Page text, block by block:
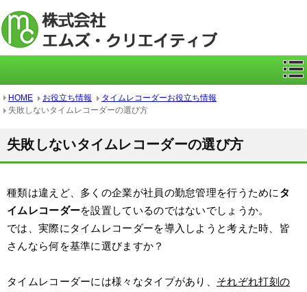
HOME お役立ち情報
タイムレコーダーお役立ち情報
失敗しないタイムレコーダーの選び方
失敗しないタイムレコーダーの選び方
種類は違えど、多くの企業が社員の勤怠管理を行うために タ
イムレコーダーを設置しているのではないでしょうか。
では、実際にタイムレコーダーを導入しようと考えた時、皆
さんなら何を基準に選びますか？
タイムレコーダーには様々なタイプがあり、 それぞれ打刻の